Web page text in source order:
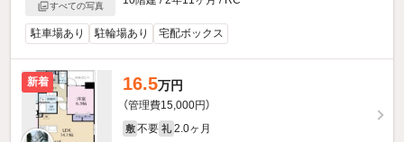
すべての写真
駐車場あり 駐輪場あり 宅配ボックス
新着 16.5万円
（管理費15,000円）
敷 不要 礼 2.0ヶ月